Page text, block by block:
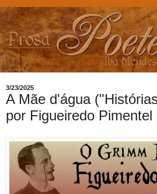
3/23/2025
A Mãe d'água
por Figueiredo Pimentel